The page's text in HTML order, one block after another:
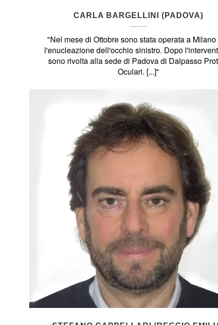
CARLA BARGELLINI (PADOVA)
"Nel mese di Ottobre sono stata operata a Milano
l'enucleazione dell'occhio sinistro. Dopo
sono rivolta alla sede di Padova di Dalpasso
Oculari. [...]"